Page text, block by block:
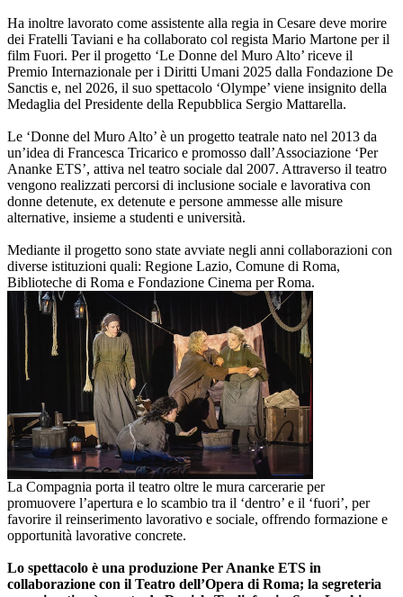
Ha inoltre lavorato come assistente alla regia in Cesare deve morire
dei Fratelli Taviani e ha collaborato col regista Mario Martone per il
film Fuori. Per il progetto ‘Le Donne del Muro Alto’ riceve il
Premio Internazionale per i Diritti Umani 2025 dalla Fondazione De
Sanctis e, nel 2026, il suo spettacolo ‘Olympe’ viene insignito della
Medaglia del Presidente della Repubblica Sergio Mattarella.
Le ‘Donne del Muro Alto’ è un progetto teatrale nato nel 2013 da
un’idea di Francesca Tricarico e promosso dall’Associazione ‘Per
Ananke ETS’, attiva nel teatro sociale dal 2007. Attraverso il teatro
vengono realizzati percorsi di inclusione sociale e lavorativa con
donne detenute, ex detenute e persone ammesse alle misure
alternative, insieme a studenti e università.
Mediante il progetto sono state avviate negli anni collaborazioni con
diverse istituzioni quali: Regione Lazio, Comune di Roma,
Biblioteche di Roma e Fondazione Cinema per Roma.
La Compagnia porta il teatro oltre le mura carcerarie per
promuovere l’apertura e lo scambio tra il ‘dentro’ e il ‘fuori’, per
favorire il reinserimento lavorativo e sociale, offrendo formazione e
opportunità lavorative concrete.
Lo spettacolo è una produzione Per Ananke ETS in
collaborazione con il Teatro dell’Opera di Roma; la segreteria